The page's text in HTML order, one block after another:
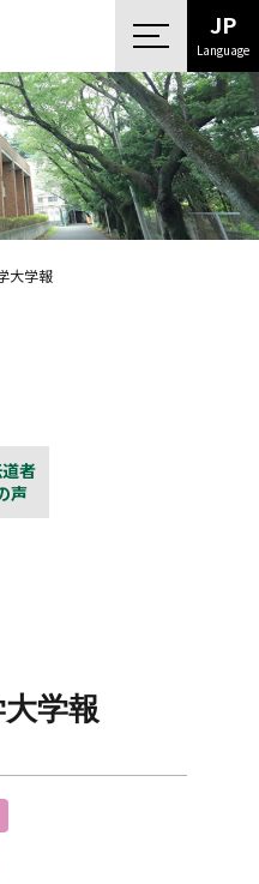
JP
Language
大学報
者
声
学報